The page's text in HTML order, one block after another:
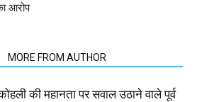
आरोप
MORE FROM AUTHOR
की महानता पर सवाल उठाने वाले पूर्व